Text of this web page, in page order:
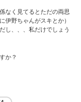
なく見てるとただの両思
伊野ちゃんがスキとか）
し、、、私だけでしょう
か？